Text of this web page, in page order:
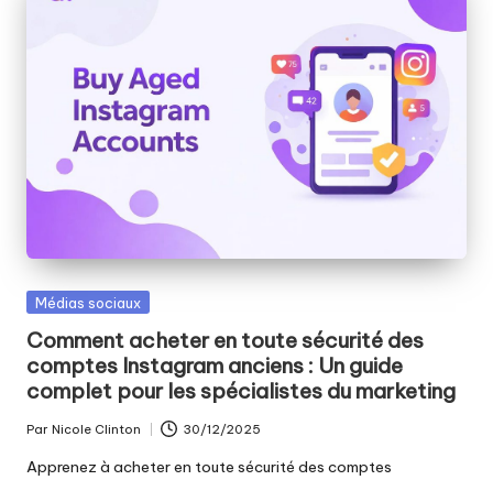
Publié
Médias sociaux
Comment acheter en toute sécurité des
comptes Instagram anciens : Un guide
complet pour les spécialistes du marketing
Publié
par
Par Nicole Clinton 30/12/2025
Apprenez à acheter en toute sécurité des comptes